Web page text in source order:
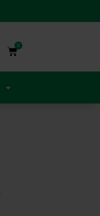
0
Kurv